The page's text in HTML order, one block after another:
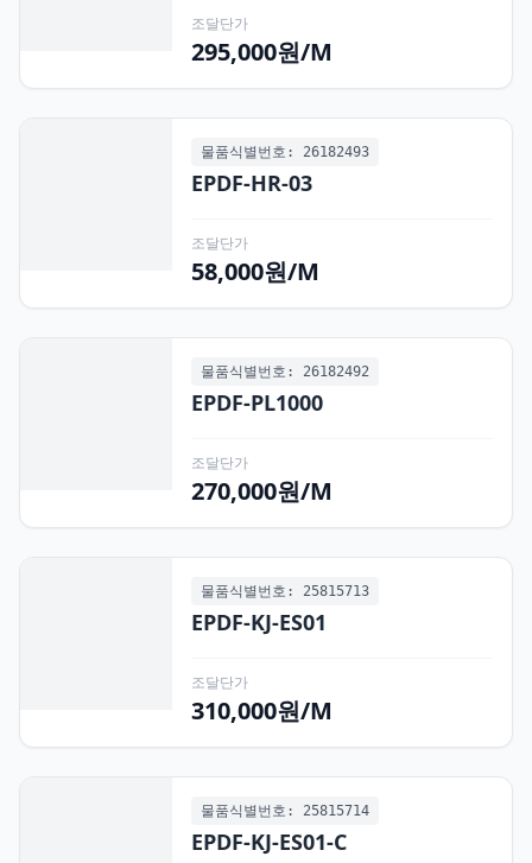
조달단가
295,000원/M
물품식별번호: 26182493
EPDF-HR-03
조달단가
58,000원/M
물품식별번호: 26182492
EPDF-PL1000
조달단가
270,000원/M
물품식별번호: 25815713
EPDF-KJ-ES01
조달단가
310,000원/M
물품식별번호: 25815714
EPDF-KJ-ES01-C